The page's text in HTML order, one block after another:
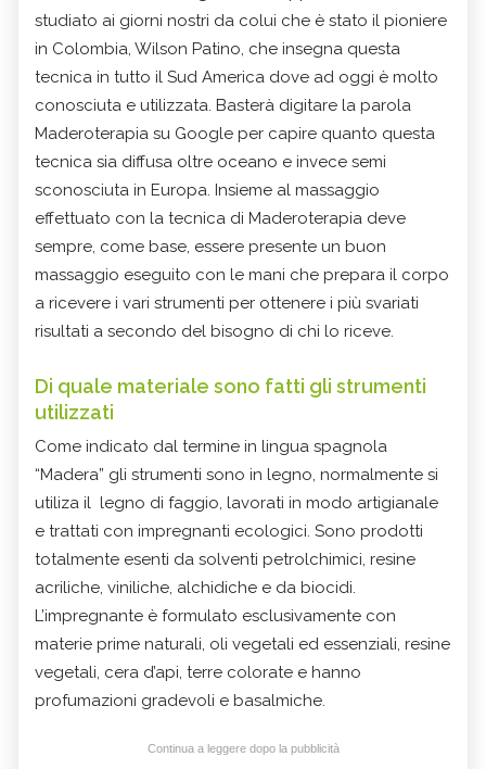
studiato ai giorni nostri da colui che è stato il pioniere
in Colombia, Wilson Patino, che insegna questa
tecnica in tutto il Sud America dove ad oggi è molto
conosciuta e utilizzata. Basterà digitare la parola
Maderoterapia su Google per capire quanto questa
tecnica sia diffusa oltre oceano e invece semi
sconosciuta in Europa. Insieme al massaggio
effettuato con la tecnica di Maderoterapia deve
sempre, come base, essere presente un buon
massaggio eseguito con le mani che prepara il corpo
a ricevere i vari strumenti per ottenere i più svariati
risultati a secondo del bisogno di chi lo riceve.
Di quale materiale sono fatti gli strumenti
utilizzati
Come indicato dal termine in lingua spagnola
“Madera” gli strumenti sono in legno, normalmente si
utiliza il legno di faggio, lavorati in modo artigianale
e trattati con impregnanti ecologici. Sono prodotti
totalmente esenti da solventi petrolchimici, resine
acriliche, viniliche, alchidiche e da biocidi.
L’impregnante è formulato esclusivamente con
materie prime naturali, oli vegetali ed essenziali, resine
vegetali, cera d’api, terre colorate e hanno
profumazioni gradevoli e basalmiche.
Continua a leggere dopo la pubblicità